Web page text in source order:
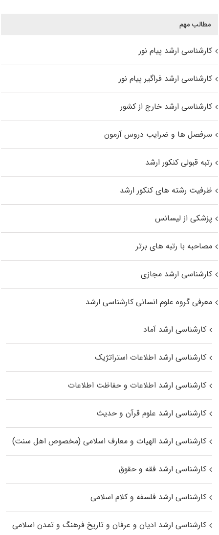
مطالب مهم
کارشناسی ارشد پیام نور
کارشناسی ارشد فراگیر پیام نور
کارشناسی ارشد خارج از کشور
سرفصل ها و ضرایب دروس آزمون
رتبه قبولی کنکور ارشد
ظرفیت رشته های کنکور ارشد
پزشکی از لیسانس
مصاحبه با رتبه های برتر
کارشناسی ارشد مجازی
معرفی گروه علوم انسانی کارشناسی ارشد
کارشناسی ارشد آماد
کارشناسی ارشد اطلاعات استراتژیک
کارشناسی ارشد اطلاعات و حفاظت اطلاعات
کارشناسی ارشد علوم قرآن و حدیث
کارشناسی ارشد الهیات و معارف اسلامی (مخصوص اهل سنت)
کارشناسی ارشد فقه و حقوق
کارشناسی ارشد فلسفه و کلام اسلامی
کارشناسی ارشد ادیان و عرفان و تاریخ فرهنگ و تمدن اسلامی